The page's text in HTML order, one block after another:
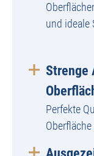
und ideale
Strenge
Perfekte